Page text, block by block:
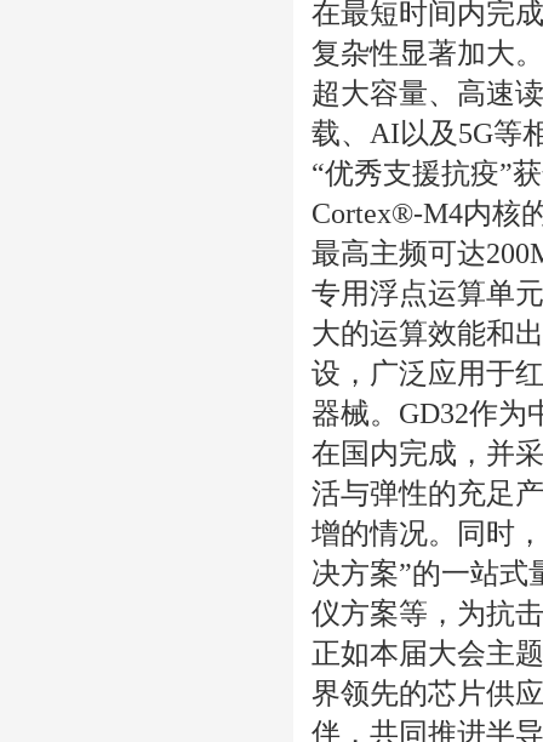
在最短时间内完
复杂性显著加大
超大容量、高速
载、AI以及5G等
“优秀支援抗疫”
Cortex®-M4内核
最高主频可达
专用浮点运算单
大的运算效能和
设，广泛应用于
器械。GD32作为
在国内完成，并
活与弹性的充足
增的情况。同时
决方案”的一站式
仪方案等，为抗
正如本届大会主
界领先的芯片供
伴，共同推进半